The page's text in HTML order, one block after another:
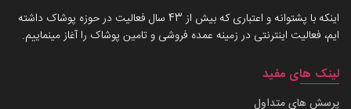
اینکه با پشتوانه و اعتباری که بیش از 43 سال فعالیت در حوزه پوشاک داشته
ایم، فعالیت اینترنتی در زمینه عمده فروشی و تامین پوشاک را آغاز مینماییم.
لینک های مفید
پرسش های متداول